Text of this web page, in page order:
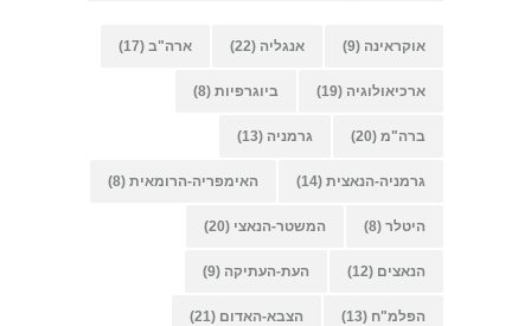
אוקראינה (9) אנגליה (22) ארה"ב (17)
ארכיאולוגיה (19) ביוגרפיות (8)
ברה"מ (20) גרמניה (13)
גרמניה-הנאצית (14) האימפריה-הרומאית (8)
היטלר (8) המשטר-הנאצי (20)
הנאצים (12) העת-העתיקה (9)
הפלמ"ח (13) הצבא-האדום (21)